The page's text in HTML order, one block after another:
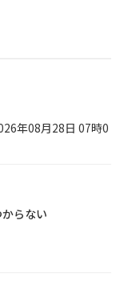
年08月28日 07時0
らない